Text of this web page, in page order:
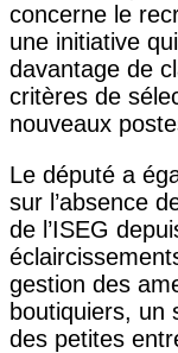
concerne le
une initiative
davantage de
critères de
nouveaux
Le député a
sur l’absence
de l’ISEG
gestion des
boutiquiers, un
des petites